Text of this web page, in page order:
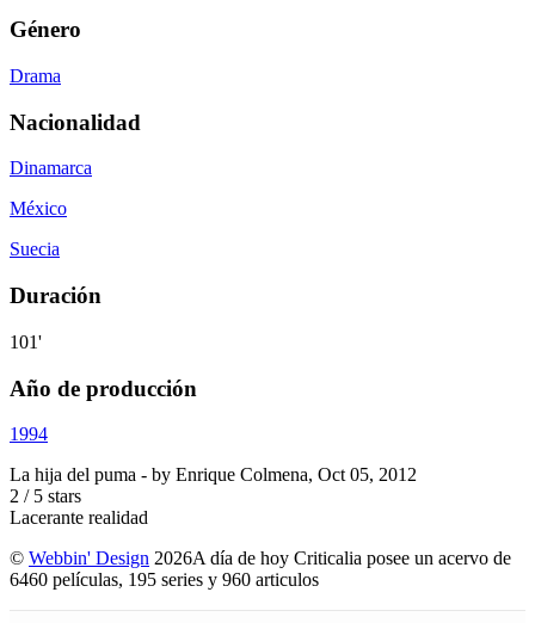
Género
Drama
Nacionalidad
Dinamarca
México
Suecia
Duración
101'
Año de producción
1994
La hija del puma - by Enrique Colmena, Oct 05, 2012
2 / 5 stars
Lacerante realidad
© Webbin' Design 2026A día de hoy Criticalia posee un acervo de
6460 películas, 195 series y 960 articulos